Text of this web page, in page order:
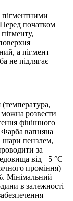
пігментними
початком
а пігмент
не підлягає
можна розвести
фінішного
Фарба вапняна
шари пензлем,
за
від +5 °С
проміння)
Мінімальний
в залежності